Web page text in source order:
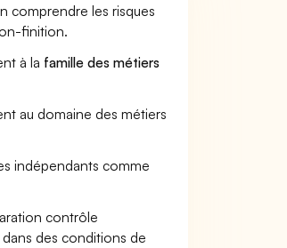
comprendre les risques
finition.
à la famille des métiers
au domaine des métiers
indépendants comme
contrôle
des conditions de